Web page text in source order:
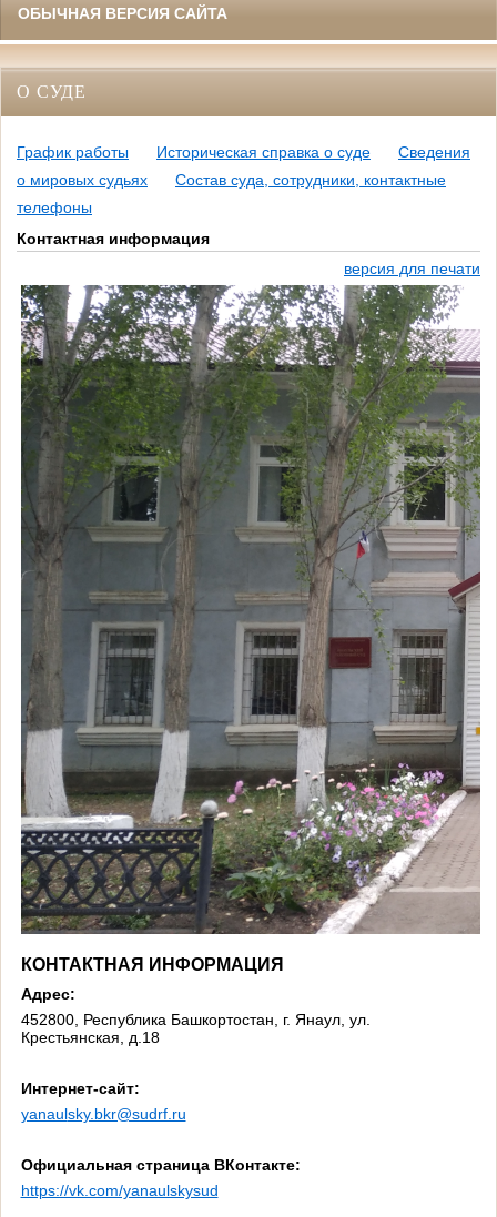
ОБЫЧНАЯ ВЕРСИЯ САЙТА
О СУДЕ
График работы Историческая справка о суде
Сведения
о мировых судьях
Состав суда, сотрудники, контактные
телефоны
Контактная информация
версия для печати
КОНТАКТНАЯ ИНФОРМАЦИЯ
Адрес:
452800, Республика Башкортостан, г. Янаул, ул.
Крестьянская, д.18
Интернет-сайт:
yanaulsky.bkr@sudrf.ru
Официальная страница ВКонтакте:
https://vk.com/yanaulskysud